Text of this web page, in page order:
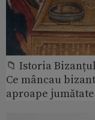
📁 Istoria
Ce mâncau
aproape